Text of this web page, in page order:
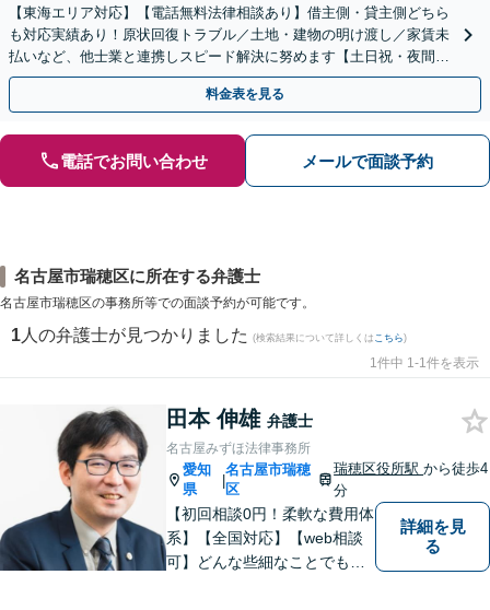
【東海エリア対応】【電話無料法律相談あり】借主側・貸主側どちら
も対応実績あり！原状回復トラブル／土地・建物の明け渡し／家賃未
払いなど、他士業と連携しスピード解決に努めます【土日祝・夜間対
応】【オンライン面談可】【完全個室】
料金表を見る
電話でお問い合わせ メールで面談予約
名古屋市瑞穂区に所在する弁護士
名古屋市瑞穂区の事務所等での面談予約が可能です。
1 人の弁護士が見つかりました (検索結果について詳しくは こちら)
1件中 1-1件を表示
田本 伸雄 弁護士
名古屋みずほ法律事務所
愛知
県
|
名古屋市瑞穂
区
瑞穂区役所駅から徒歩4
分
【初回相談0円！柔軟な費用体
系】【全国対応】【web相談
可】どんな些細なことでもお
詳細を見
る